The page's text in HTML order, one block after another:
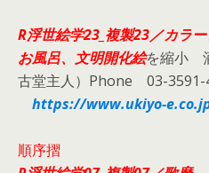
R浮世絵学23_複製23／カラ
お風呂、文明開化絵を縮小
古堂主人）Phone 03-3591-
https://www.ukiyo-
順序摺